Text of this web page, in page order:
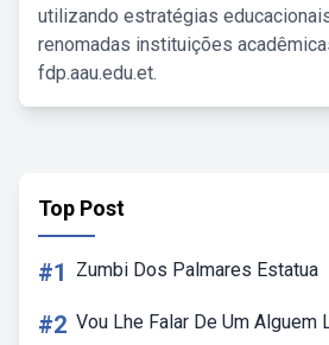
utilizando estratégias
renomadas instituições
fdp.aau.edu.et.
Top Post
#1 Zumbi Dos Palmares Estatua
#2 Vou Lhe Falar De Um Alguem